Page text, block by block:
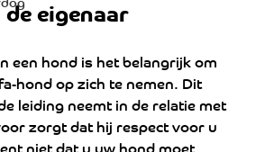
eigenaar
een hond is het belangrijk om
hond op zich te nemen. Dit
leiding neemt in de relatie met
zorgt dat hij respect voor u